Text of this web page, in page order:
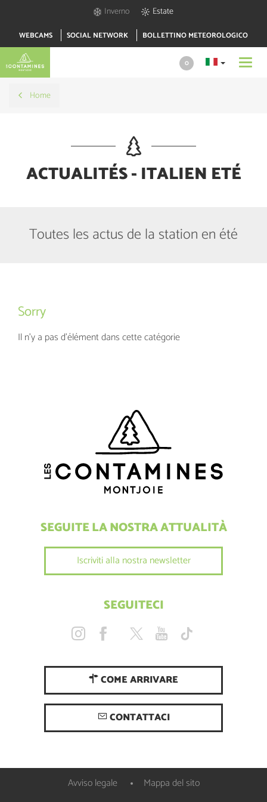
Inverno Estate
WEBCAMS SOCIAL NETWORK BOLLETTINO METEOROLOGICO
0
Home
ACTUALITÉS - ITALIEN ETÉ
Toutes les actus de la station en été
Sorry
Il n'y a pas d'élément dans cette catégorie
SEGUITE LA NOSTRA ATTUALITÀ
Iscriviti alla nostra newsletter
SEGUITECI
COME ARRIVARE
CONTATTACI
Avviso legale Mappa del sito